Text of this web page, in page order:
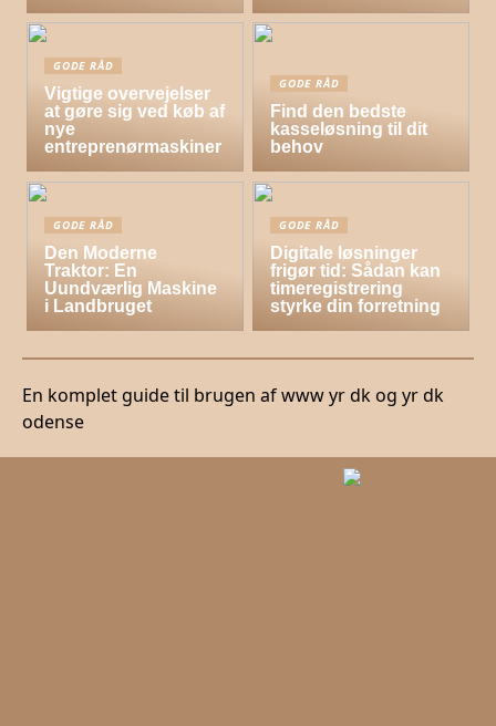
GODE RÅD
Vigtige overvejelser
at gøre sig ved køb af
nye
entreprenørmaskiner
GODE RÅD
Find den bedste
kasseløsning til dit
behov
GODE RÅD
Den Moderne
Traktor: En
Uundværlig Maskine
i Landbruget
GODE RÅD
Digitale løsninger
frigør tid: Sådan kan
timeregistrering
styrke din forretning
En komplet guide til brugen af www yr dk og yr dk
odense